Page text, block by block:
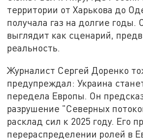
территории от Харькова до
получала газ на долгие годы.
выглядит как сценарий,
реальность.
Журналист Сергей Доренко
предупреждал: Украина
передела Европы. Он
разрушение "Северных
расклад сил к 2025 году. Его
перераспределении ролей в